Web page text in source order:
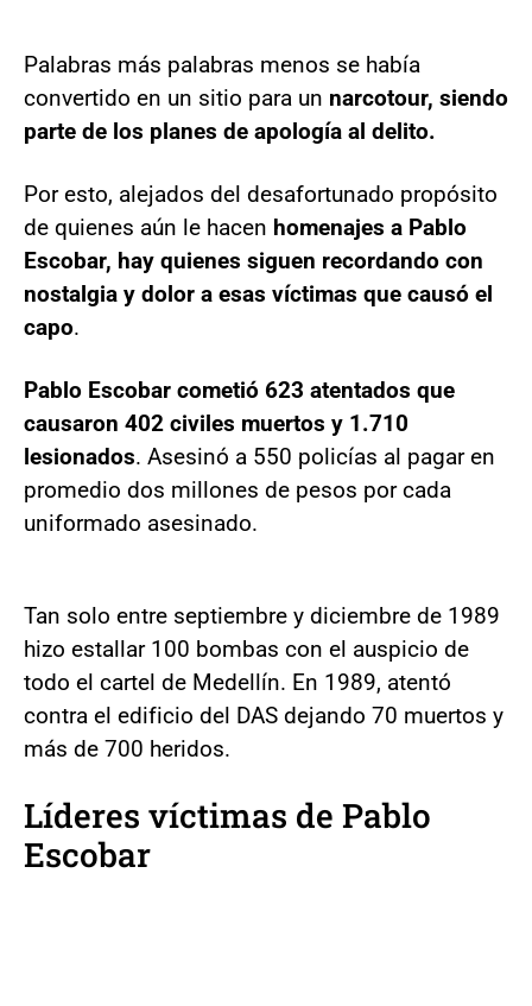
Palabras más palabras menos se había
convertido en un sitio para un narcotour, siendo
parte de los planes de apología al delito.
Por esto, alejados del desafortunado propósito
de quienes aún le hacen homenajes a Pablo
Escobar, hay quienes siguen recordando con
nostalgia y dolor a esas víctimas que causó el
capo.
Pablo Escobar cometió 623 atentados que
causaron 402 civiles muertos y 1.710
lesionados. Asesinó a 550 policías al pagar en
promedio dos millones de pesos por cada
uniformado asesinado.
Tan solo entre septiembre y diciembre de 1989
hizo estallar 100 bombas con el auspicio de
todo el cartel de Medellín. En 1989, atentó
contra el edificio del DAS dejando 70 muertos y
más de 700 heridos.
Líderes víctimas de Pablo
Escobar